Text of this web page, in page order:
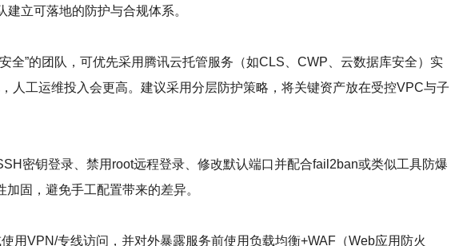
立可落地的防护与合规体系。
”的团队，可优先采用腾讯云托管服务（如CLS、CWP、云数据库安全）实
人工运维投入会更高。建议采用分层防护策略，将关键资产放在受控VPC与子
密钥登录、禁用root远程登录、修改默认端口并配合fail2ban或类似工具防爆
固，避免手工配置带来的差异。
用VPN/专线访问，并对外暴露服务前使用负载均衡+WAF（Web应用防火